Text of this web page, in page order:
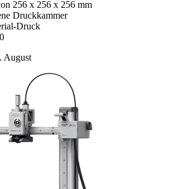
256 x 256 x 256 mm
Druckkammer
Druck
August